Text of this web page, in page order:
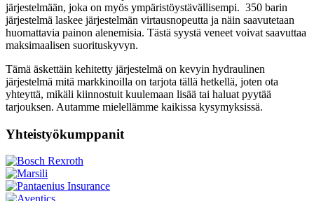
järjestelmään, joka on myös ympäristöystävällisempi. 350 barin
järjestelmä laskee järjestelmän virtausnopeutta ja näin saavutetaan
huomattavia painon alenemisia. Tästä syystä veneet voivat saavuttaa
maksimaalisen suorituskyvyn.
Tämä äskettäin kehitetty järjestelmä on kevyin hydraulinen
järjestelmä mitä markkinoilla on tarjota tällä hetkellä, joten ota
yhteyttä, mikäli kiinnostuit kuulemaan lisää tai haluat pyytää
tarjouksen. Autamme mielellämme kaikissa kysymyksissä.
Yhteistyökumppanit